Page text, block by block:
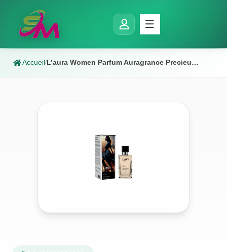
Accueil/ L’aura Women Parfum Auragrance Precieuse W3